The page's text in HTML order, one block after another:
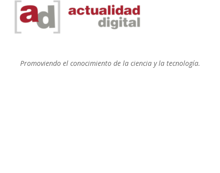
Promoviendo el conocimiento de la ciencia y la tecnología.